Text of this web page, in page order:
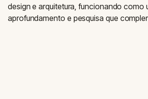
design e arquitetura, funcionando como
aprofundamento e pesquisa que